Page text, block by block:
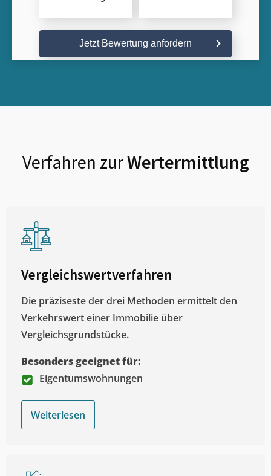
Jetzt Bewertung anfordern
Verfahren zurWertermittlung
Vergleichswertverfahren
Die präziseste der drei Methoden ermittelt den
Verkehrswert einer Immobilie über
Vergleichsgrundstücke.
Besonders geeignet für:
Eigentumswohnungen
Weiterlesen